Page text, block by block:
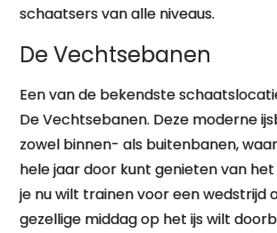
schaatsers van alle niveaus.
De Vechtsebanen
Een van de bekendste
De Vechtsebanen. Deze moderne
zowel binnen- als buitenbanen,
hele jaar door kunt genieten van
je nu wilt trainen voor een wedstrijd
gezellige middag op het ijs wilt